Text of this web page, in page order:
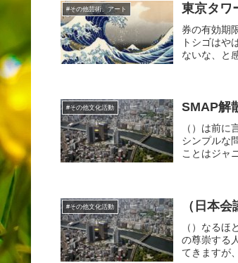
#その他芸術、アート 東京タ
券の有効期
トシゴはや
ないな、と
#その他文化活動 SMAP解
（）は前
シンプルな
ことはジャ
#その他文化活動 （日本
（）なる
の尊崇する
てきますが